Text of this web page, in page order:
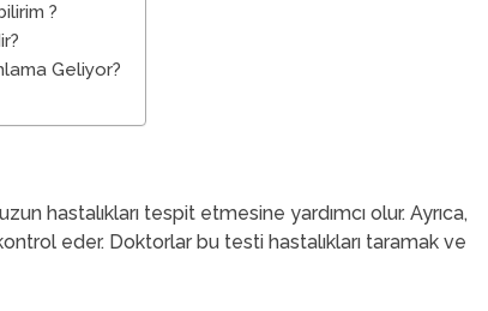
?
Geliyor?
hastalıkları tespit etmesine yardımcı olur. Ayrıca,
eder. Doktorlar bu testi hastalıkları taramak ve